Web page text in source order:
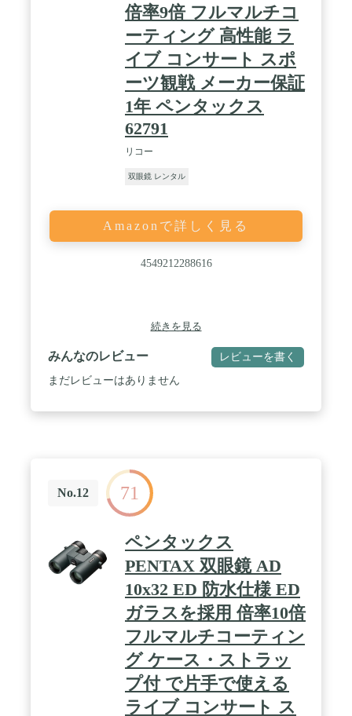
社とご連絡くださいませ。24時間内迅速に対応いた
します。ご安心ください。 アカウントサービス内の
「アカウントサービス」→「注文履歴」→「販売：
MOCOYA」→「質問する｣から、弊社サポートまで
ご連絡をいただきますようお願い申し上げます。
倍率9倍 フルマルチコ
ーティング 高性能 ラ
イブ コンサート スポ
ーツ観戦 メーカー保証
1年 ペンタックス
62791
リコー
双眼鏡 レンタル
Amazonで詳しく見る
4549212288616
続きを見る
みんなのレビュー レビューを書く
まだレビューはありません
No.12 71
ペンタックス
PENTAX 双眼鏡 AD
10x32 ED 防水仕様 ED
ガラスを採用 倍率10倍
フルマルチコーティン
グ ケース・ストラッ
プ付 で片手で使える
ライブ コンサート ス